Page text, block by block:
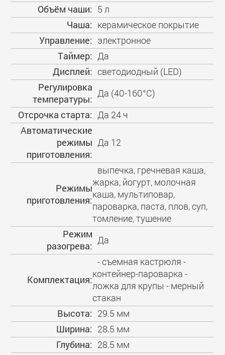
Объём чаши: 5 л
Чаша: керамическое покрытие
Управление: электронное
Таймер: Да
Дисплей: светодиодный (LED)
Регулировка
температуры:
Да (40-160°С)
Отсрочка старта: Да 24 ч
Автоматические
режимы
приготовления:
Да 12
Режимы
приготовления:
выпечка, гречневая каша,
жарка, йогурт, молочная
каша, мультиповар,
пароварка, паста, плов, суп,
томление, тушение
Режим
разогрева:
Да
Комплектация:
- съемная кастрюля -
контейнер-пароварка -
ложка для крупы - мерный
стакан
Высота: 29.5 мм
Ширина: 28.5 мм
Глубина: 28.5 мм